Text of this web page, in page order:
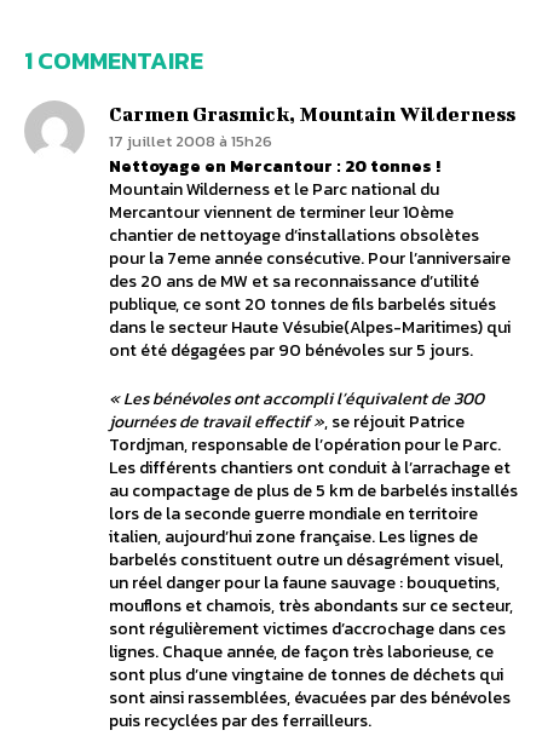
1 COMMENTAIRE
Carmen Grasmick, Mountain Wilderness
17 juillet 2008 à 15h26
Nettoyage en Mercantour : 20 tonnes !
Mountain Wilderness et le Parc national du
Mercantour viennent de terminer leur 10ème
chantier de nettoyage d’installations obsolètes
pour la 7eme année consécutive. Pour l’anniversaire
des 20 ans de MW et sa reconnaissance d’utilité
publique, ce sont 20 tonnes de fils barbelés situés
dans le secteur Haute Vésubie(Alpes-Maritimes) qui
ont été dégagées par 90 bénévoles sur 5 jours.
« Les bénévoles ont accompli l’équivalent de 300
journées de travail effectif », se réjouit Patrice
Tordjman, responsable de l’opération pour le Parc.
Les différents chantiers ont conduit à l’arrachage et
au compactage de plus de 5 km de barbelés installés
lors de la seconde guerre mondiale en territoire
italien, aujourd’hui zone française. Les lignes de
barbelés constituent outre un désagrément visuel,
un réel danger pour la faune sauvage : bouquetins,
mouflons et chamois, très abondants sur ce secteur,
sont régulièrement victimes d’accrochage dans ces
lignes. Chaque année, de façon très laborieuse, ce
sont plus d’une vingtaine de tonnes de déchets qui
sont ainsi rassemblées, évacuées par des bénévoles
puis recyclées par des ferrailleurs.